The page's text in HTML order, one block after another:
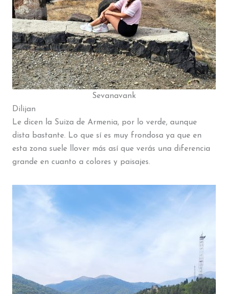
Sevanavank
Dilijan
Le dicen la Suiza de Armenia, por lo verde, aunque
dista bastante. Lo que sí es muy frondosa ya que en
esta zona suele llover más así que verás una diferencia
grande en cuanto a colores y paisajes.